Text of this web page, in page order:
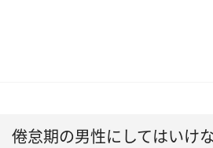
倦怠期の男性にしてはいけ